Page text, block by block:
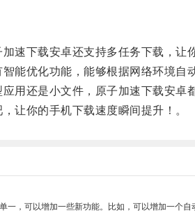
下载安卓还支持多任务下载，让你
优化功能，能够根据网络环境自
还是小文件，原子加速下载安卓都
你的手机下载速度瞬间提升！。
一，可以增加一些新功能。比如，可以增加一个